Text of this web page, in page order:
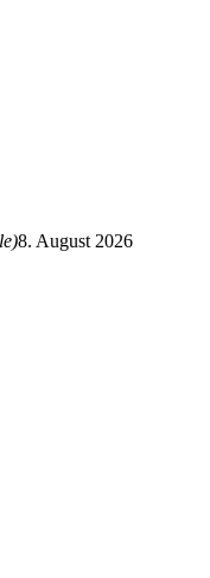
8. August 2026